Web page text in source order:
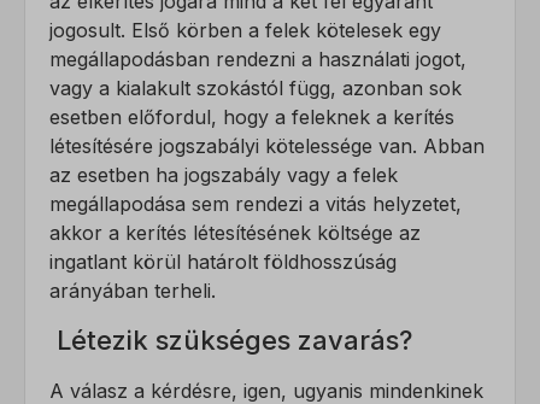
jogosult. Első körben a felek kötelesek egy
megállapodásban rendezni a használati jogot,
vagy a kialakult szokástól függ, azonban sok
esetben előfordul, hogy a feleknek a kerítés
létesítésére jogszabályi kötelessége van. Abban
az esetben ha jogszabály vagy a felek
megállapodása sem rendezi a vitás helyzetet,
akkor a kerítés létesítésének költsége az
ingatlant körül határolt földhosszúság
arányában terheli.
Létezik szükséges zavarás?
A válasz a kérdésre, igen, ugyanis mindenkinek